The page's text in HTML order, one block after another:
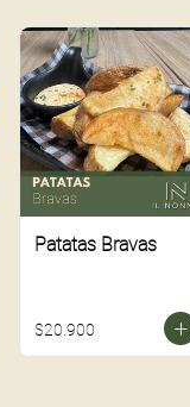
Patatas Bravas
$20.900